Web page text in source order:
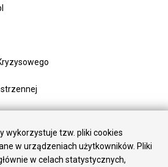
wykorzystuje tzw. pliki cookies
w urządzeniach użytkowników. Pliki
w celach statystycznych,